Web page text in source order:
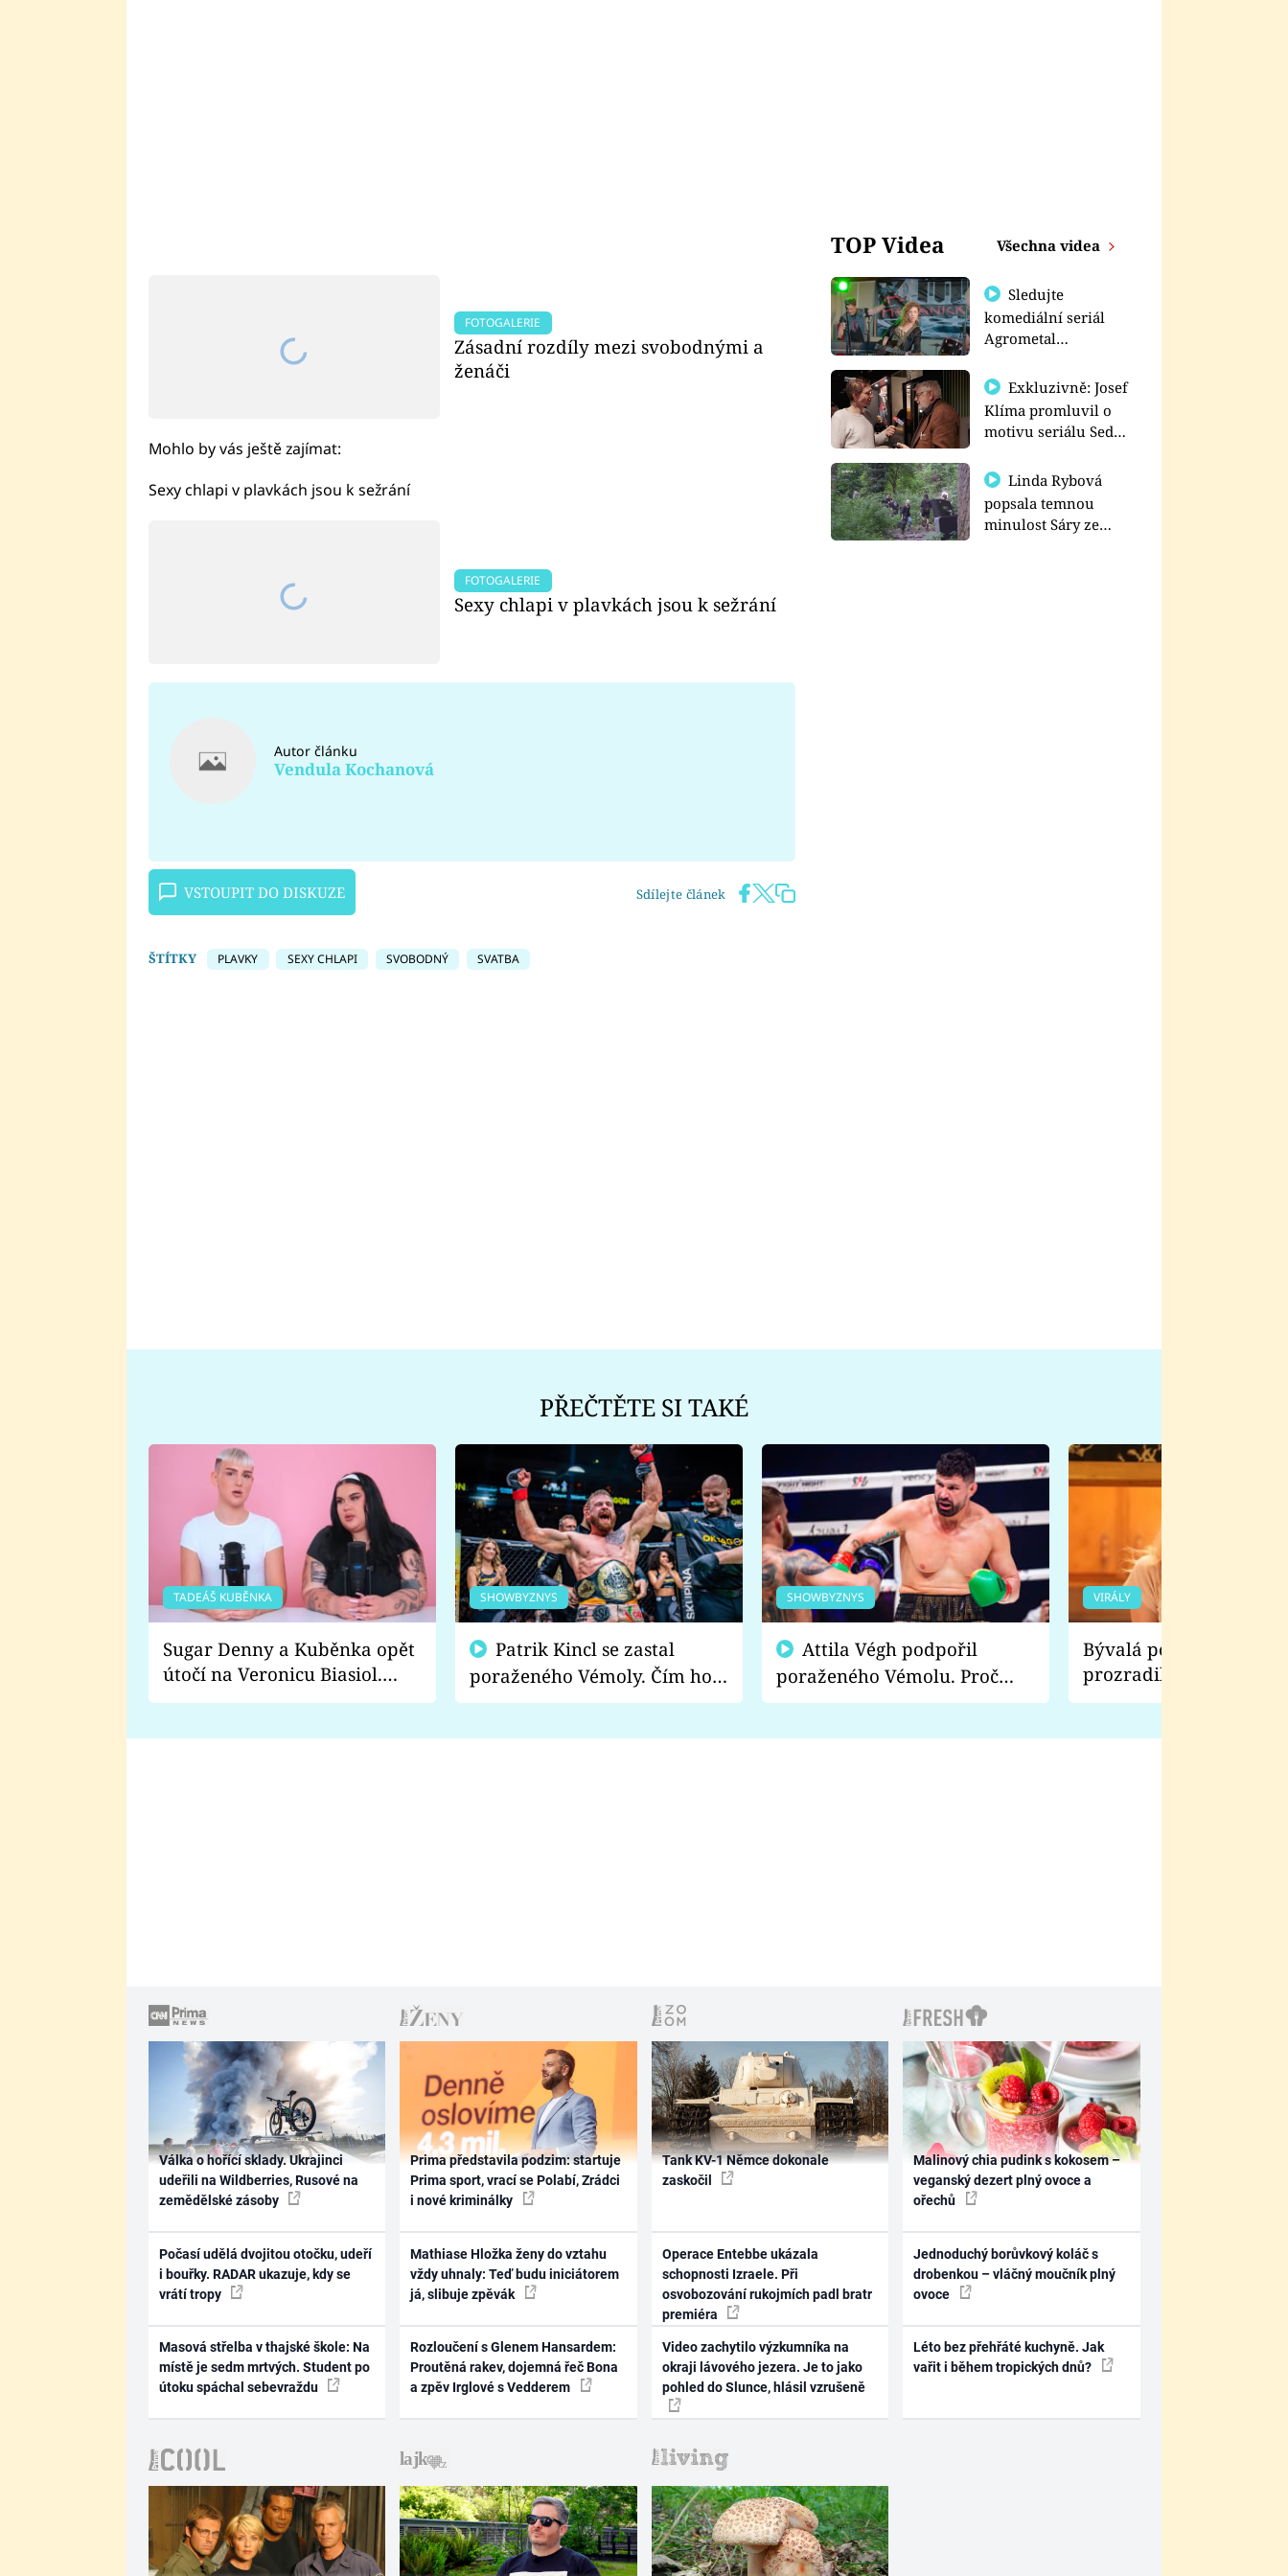
FOTOGALERIE
Zásadní rozdíly mezi svobodnými a
ženáči
Mohlo by vás ještě zajímat:
Sexy chlapi v plavkách jsou k sežrání
FOTOGALERIE
Sexy chlapi v plavkách jsou k sežrání
Autor článku
Vendula Kochanová
VSTOUPIT DO DISKUZE Sdílejte článek
ŠTÍTKY PLAVKY SEXY CHLAPI SVOBODNÝ SVATBA
TOP Videa Všechna videa
Sledujte
komediální seriál
Agrometal
prima+
Exkluzivně: Josef
Klíma promluvil o
motivu seriálu Sedm
Linda Rybová
popsala temnou
minulost Sáry ze
PŘEČTĚTE SI TAKÉ
TADEÁŠ KUBĚNKA
Sugar Denny a Kuběnka opět
útočí na Veronicu Biasiol.
Proč je podle nich falešná a
SHOWBYZNYS
poraženého Vémoly. Čím ho
fanoušci naštvali?
SHOWBYZNYS
poraženého Vémolu. Proč
chce raději zápasit s ním než
VIRÁLY
Bývalá pornoherečka
prozradila, co ji
natáčení Euforie.
Válka o hořící sklady. Ukrajinci
udeřili na Wildberries, Rusové na
zemědělské zásoby
Počasí udělá dvojitou otočku, udeří
i bouřky. RADAR ukazuje, kdy se
vrátí tropy
Masová střelba v thajské škole: Na
místě je sedm mrtvých. Student po
útoku spáchal sebevraždu
Prima představila podzim: startuje
Prima sport, vrací se Polabí, Zrádci
i nové kriminálky
Mathiase Hložka ženy do vztahu
vždy uhnaly: Teď budu iniciátorem
já, slibuje zpěvák
Rozloučení s Glenem Hansardem:
Proutěná rakev, dojemná řeč Bona
a zpěv Irglové s Vedderem
Tank KV-1 Němce dokonale
zaskočil
Operace Entebbe ukázala
schopnosti Izraele. Při
osvobozování rukojmích padl bratr
premiéra
Video zachytilo výzkumníka na
okraji lávového jezera. Je to jako
pohled do Slunce, hlásil vzrušeně
Malinový chia pudink s kokosem –
veganský dezert plný ovoce a
ořechů
Jednoduchý borůvkový koláč s
drobenkou – vláčný moučník plný
ovoce
Léto bez přehřáté kuchyně. Jak
vařit i během tropických dnů?